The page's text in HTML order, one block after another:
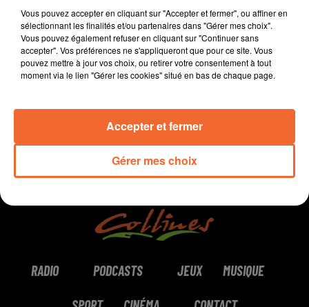
Coaching à Bressuire.
0:00 10 min 45 sec
RADIO PODCASTS JEUX MUSIQUE
Vous pouvez accepter en cliquant sur "Accepter et fermer", ou affiner en
sélectionnant les finalités et/ou partenaires dans "Gérer mes choix".
Vous pouvez également refuser en cliquant sur "Continuer sans
accepter". Vos préférences ne s'appliqueront que pour ce site. Vous
pouvez mettre à jour vos choix, ou retirer votre consentement à tout
moment via le lien "Gérer les cookies" situé en bas de chaque page.
Gérer mes choix
Accepter et fermer